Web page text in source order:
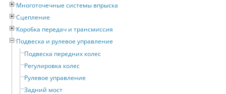
Многоточечные системы впрыска
Сцепление
Коробка передач и трансмиссия
Подвеска и рулевое управление
Подвеска передних колес
Регулировка колес
Рулевое управление
Задний мост